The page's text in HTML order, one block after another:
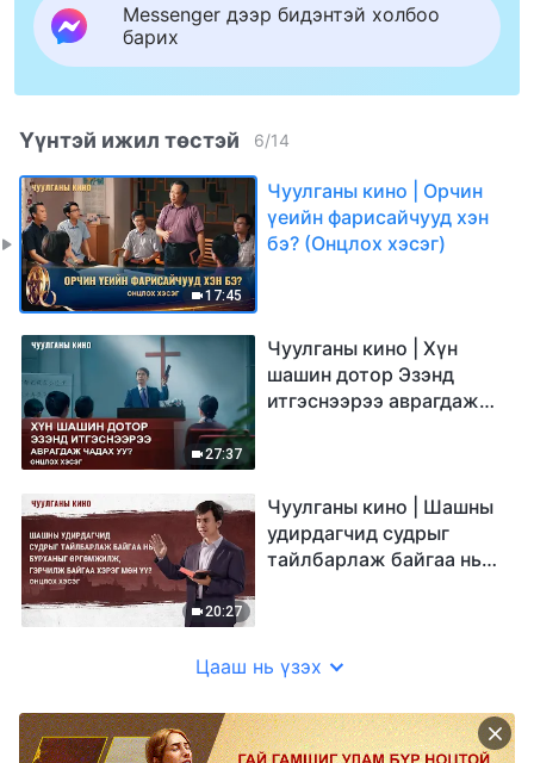
Messenger дээр бидэнтэй холбоо
барих
Үүнтэй ижил төстэй 6/14
17:45
Чуулганы кино | Орчин
үеийн фарисайчууд хэн
бэ? (Онцлох хэсэг)
27:37
Чуулганы кино | Хүн
шашин дотор Эзэнд
итгэснээрээ аврагдаж
20:27
Чуулганы кино | Шашны
удирдагчид судрыг
тайлбарлаж байгаа нь
Цааш нь үзэх